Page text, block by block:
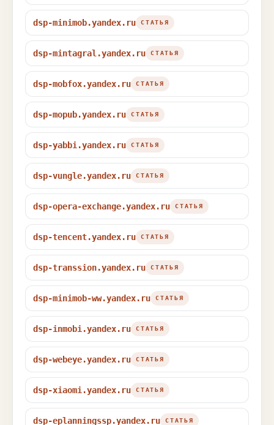
dsp-minimob.yandex.ru СТАТЬЯ
dsp-mintagral.yandex.ru СТАТЬЯ
dsp-mobfox.yandex.ru СТАТЬЯ
dsp-mopub.yandex.ru СТАТЬЯ
dsp-yabbi.yandex.ru СТАТЬЯ
dsp-vungle.yandex.ru СТАТЬЯ
dsp-opera-exchange.yandex.ru СТАТЬЯ
dsp-tencent.yandex.ru СТАТЬЯ
dsp-transsion.yandex.ru СТАТЬЯ
dsp-minimob-ww.yandex.ru СТАТЬЯ
dsp-inmobi.yandex.ru СТАТЬЯ
dsp-webeye.yandex.ru СТАТЬЯ
dsp-xiaomi.yandex.ru СТАТЬЯ
dsp-eplanningssp.yandex.ru СТАТЬЯ